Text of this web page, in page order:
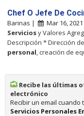
Chef O Jefe De
Barinas | Mar 16, 2021
Serviciosy Valores
Descripción * Dirección
personal , creación de
Recibe las últimas
electrónico
Recibir un email
Servicios Personales